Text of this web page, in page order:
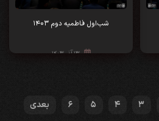
شب‌اول فاطمیه دوم ۱۴۰۳
۱۳ آذر ۱۴۰۳
3
4
5
6 بعدی